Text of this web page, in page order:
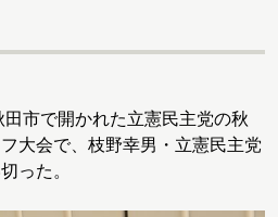
市で開かれた立憲民主党の秋
大会で、枝野幸男・立憲民主党
った。